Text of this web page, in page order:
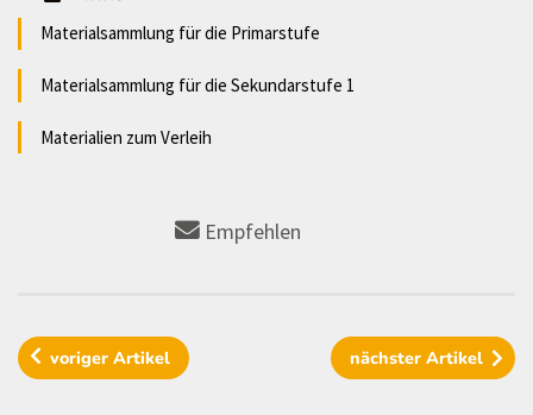
Materialsammlung für die Primarstufe
Materialsammlung für die Sekundarstufe 1
Materialien zum Verleih
Empfehlen
vorigerArtikel nächster Artikel